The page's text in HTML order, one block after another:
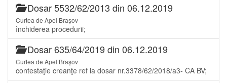
Dosar 5532/62/2013 din 06.12.2019
Curtea de Apel Brașov
închiderea procedurii;
Dosar 635/64/2019 din 06.12.2019
Curtea de Apel Brașov
contestaţie creanţe ref la dosar nr.3378/62/2018/a3- CA BV;